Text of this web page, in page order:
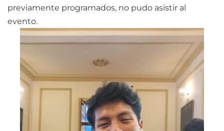
previamente programados, no pudo asistir al
evento.